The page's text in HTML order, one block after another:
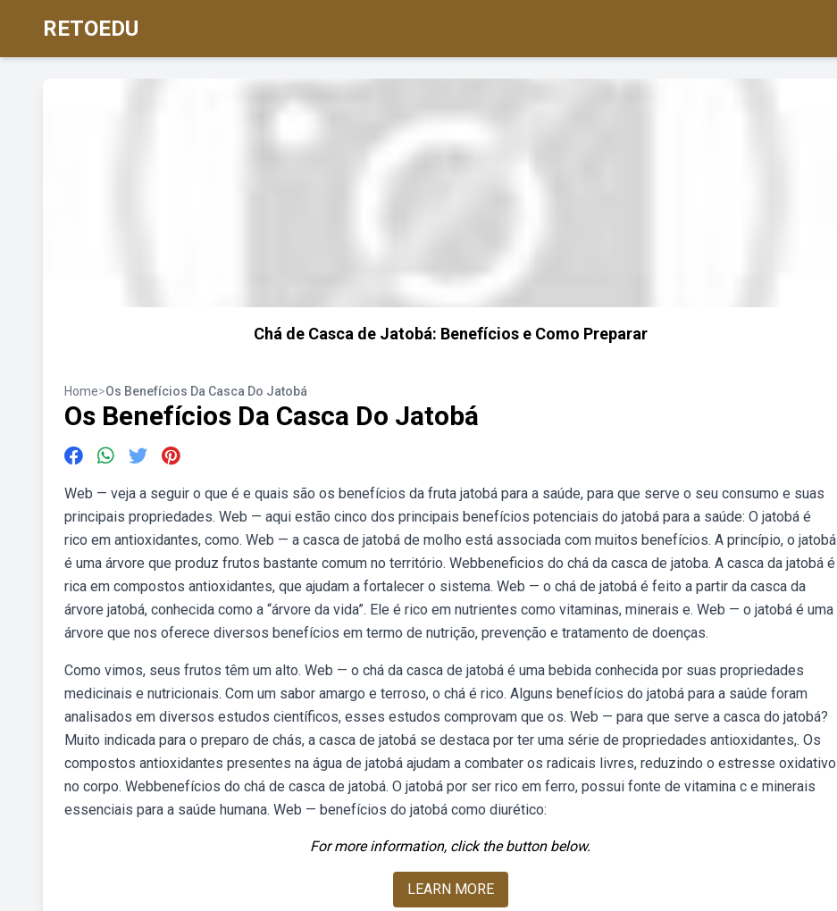
RETOEDU
Chá de Casca de Jatobá: Benefícios e Como Preparar
Home>Os Benefícios Da Casca Do Jatobá
Os Benefícios Da Casca Do Jatobá
Web — veja a seguir o que é e quais são os benefícios da fruta jatobá para a saúde, para que serve o seu consumo e suas
principais propriedades. Web — aqui estão cinco dos principais benefícios potenciais do jatobá para a saúde: O jatobá é
rico em antioxidantes, como. Web — a casca de jatobá de molho está associada com muitos benefícios. A princípio, o jatobá
é uma árvore que produz frutos bastante comum no território. Webbeneficios do chá da casca de jatoba. A casca da jatobá é
rica em compostos antioxidantes, que ajudam a fortalecer o sistema. Web — o chá de jatobá é feito a partir da casca da
árvore jatobá, conhecida como a “árvore da vida”. Ele é rico em nutrientes como vitaminas, minerais e. Web — o jatobá é uma
árvore que nos oferece diversos benefícios em termo de nutrição, prevenção e tratamento de doenças.
Como vimos, seus frutos têm um alto. Web — o chá da casca de jatobá é uma bebida conhecida por suas propriedades
medicinais e nutricionais. Com um sabor amargo e terroso, o chá é rico. Alguns benefícios do jatobá para a saúde foram
analisados em diversos estudos científicos, esses estudos comprovam que os. Web — para que serve a casca do jatobá?
Muito indicada para o preparo de chás, a casca de jatobá se destaca por ter uma série de propriedades antioxidantes,. Os
compostos antioxidantes presentes na água de jatobá ajudam a combater os radicais livres, reduzindo o estresse oxidativo
no corpo. Webbenefícios do chá de casca de jatobá. O jatobá por ser rico em ferro, possui fonte de vitamina c e minerais
essenciais para a saúde humana. Web — benefícios do jatobá como diurético:
For more information, click the button below.
LEARN MORE